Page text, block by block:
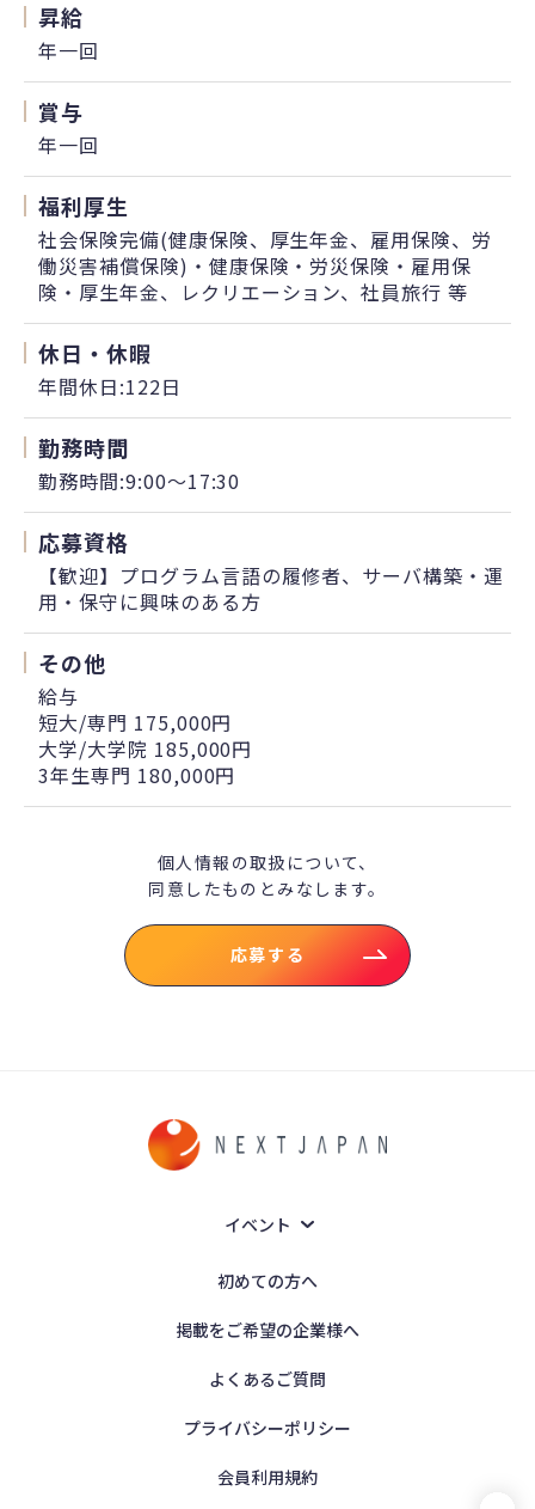
昇給
年一回
賞与
年一回
福利厚生
社会保険完備(健康保険、厚生年金、雇用保険、労
働災害補償保険)・健康保険・労災保険・雇用保
険・厚生年金、レクリエーション、社員旅行 等
休日・休暇
年間休日:122日
勤務時間
勤務時間:9:00～17:30
応募資格
【歓迎】プログラム言語の履修者、サーバ構築・運
用・保守に興味のある方
その他
給与
短大/専門 175,000円
大学/大学院 185,000円
3年生専門 180,000円
個人情報の取扱について、
同意したものとみなします。
応募する
イベント
初めての方へ
掲載をご希望の企業様へ
よくあるご質問
プライバシーポリシー
会員利用規約